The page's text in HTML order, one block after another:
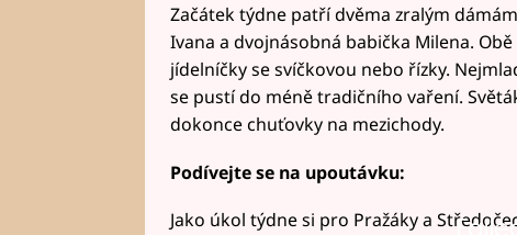
Začátek týdne patří dvěma zralým
Ivana a dvojnásobná babička Milena.
jídelníčky se svíčkovou nebo řízky.
se pustí do méně tradičního vaření.
dokonce chuťovky na mezichody.
Podívejte se na upoutávku:
Jako úkol týdne si pro Pražáky a